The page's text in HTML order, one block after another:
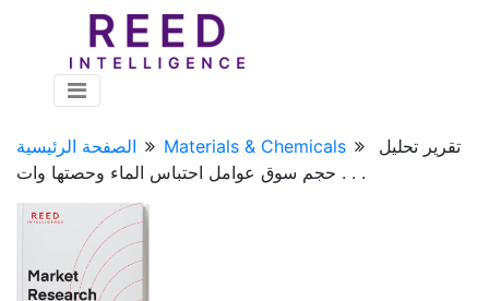
الصفحة الرئيسية Materials & Chemicals
تقرير تحليل
حجم سوق عوامل احتباس الماء وحصتها وات . . .